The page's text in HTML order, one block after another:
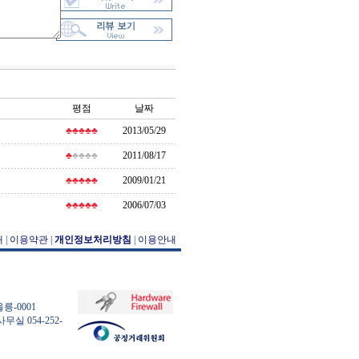
평점
날짜
♣♣♣♣♣
2013/05/29
♣♣♣♣♣ 2011/08/17
♣♣♣♣♣ 2009/01/21
♣♣♣♣♣ 2006/07/03
이용약관 개인정보처리방침 이용안내
-0001
무실 054-252-